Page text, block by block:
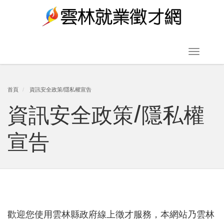
容
Toggle
首頁 資訊安全政策/隱私權宣告
資訊安全政策/隱私權
宣告
歡迎您使用雲林縣政府線上徵才服務，本網站乃雲林